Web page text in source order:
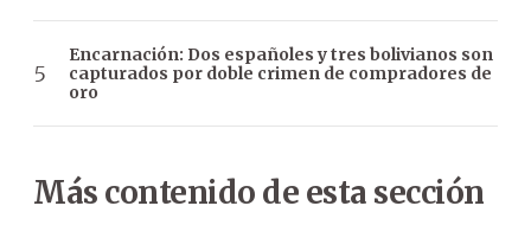
Encarnación: Dos españoles y tres bolivianos son
capturados por doble crimen de compradores de
oro
Más contenido de esta sección